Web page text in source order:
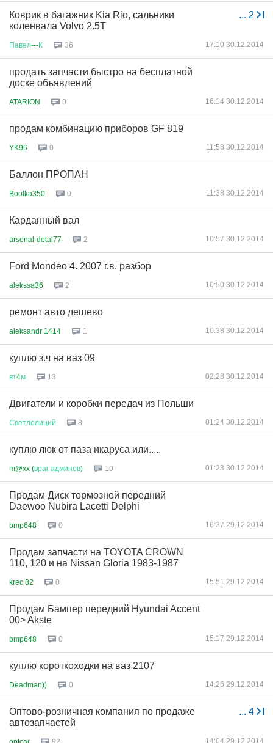
... 2
Коврик в багажник Kia Rio, сальники
коленвала Volvo 2.5T
Павел---К 36 17:10 30.12.2014
продать запчасти быстро на бесплатной
доске объявлений
ATARION 0 16:14 30.12.2014
продам комбинацию приборов GF 819
YK96 0 11:58 30.12.2014
Баллон ПРОПАН
Boolka350 0 11:38 30.12.2014
Карданный вал
arsenal-detal77 2 10:57 30.12.2014
Ford Mondeo 4. 2007 г.в. разбор
alekssa36 2 10:50 30.12.2014
ремонт авто дешево
aleksandr 1414 1 10:38 30.12.2014
куплю з.ч на ваз 09
вт4м 13 02:28 30.12.2014
Двигатели и коробки передач из Польши
Светлолиций 8 01:24 30.12.2014
куплю люк от паза икаруса или.....
m@xx (враг админов) 10 01:23 30.12.2014
Продам Диск тормозной передний
Daewoo Nubira Lacetti Delphi
bmp648 0 16:37 29.12.2014
Продам запчасти на TOYOTA CROWN
110, 120 и на Nissan Gloria 1983-1987
krec 82 0 15:51 29.12.2014
Продам Бампер передний Hyundai Accent
00> Akste
bmp648 0 15:17 29.12.2014
куплю короткоходки на ваз 2107
Deadman)) 0 14:26 29.12.2014
... 4
Оптово-розничная компания по продаже
автозапчастей
14:04 29.12.2014